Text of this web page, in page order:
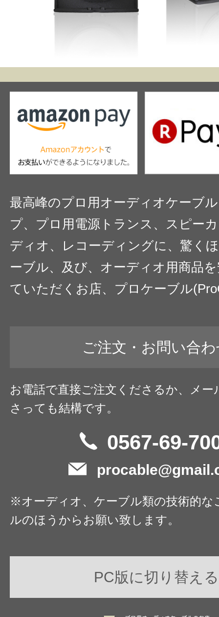
最高峰のプロ用オーディオケーブ
プ、プロ用電源トランス、スピー
ディオ、レコーディングに、驚く
ーブル、及び、オーディオ用商品
ていただくお店、プロケーブル
ご注文・お問い合
お電話で直接ご注文くださるか、メー
さっても結構です。
0567-69-
※オーディオ、ケーブル類の技術的な
ルのほうからお願い致します。
PC版に切り替える